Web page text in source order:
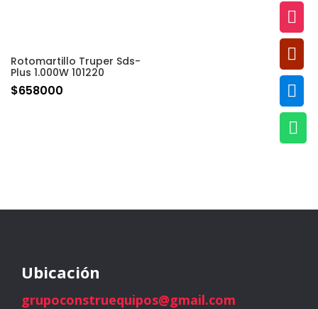




Rotomartillo Truper Sds-
Plus 1.000W 101220
$658000
Ubicación
grupoconstruequipos@gmail.com